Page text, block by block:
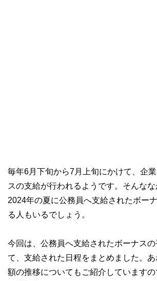
毎年6月下旬から7月上旬にかけて、企
スの支給が行われるようです。そんな
2024年の夏に公務員へ支給されたボー
る人もいるでしょう。
今回は、公務員へ支給されたボーナス
て、支給された日程をまとめました。
額の推移についてもご紹介しています